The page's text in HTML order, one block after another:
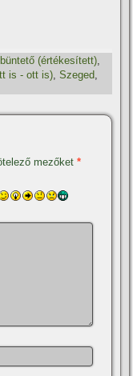
büntető (értékesí­tett)
is - ott is) ,Szeged
mezőket*